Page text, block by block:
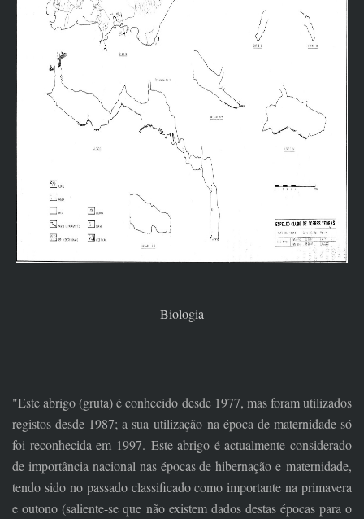
Biologia
"Este abrigo (gruta) é conhecido desde 1977, mas foram utilizados
registos desde 1987; a sua utilização na época de maternidade só
foi reconhecida em 1997. Este abrigo é actualmente considerado
de importância nacional nas épocas de hibernação e maternidade,
tendo sido no passado classificado como importante na primavera
e outono (saliente-se que não existem dados destas épocas para o